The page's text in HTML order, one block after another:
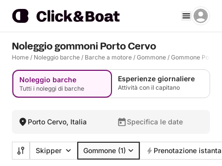
Noleggio gommoni Porto Cervo
Home / Noleggio barche / Barche a motore / Gommone / Gommone Porto
Noleggio barche
Tutti i noleggi di barche
Esperienze giornaliere
Attività con il capitano
Porto Cervo, Italia Specifica le date
Skipper Gommone (1) Prenotazione